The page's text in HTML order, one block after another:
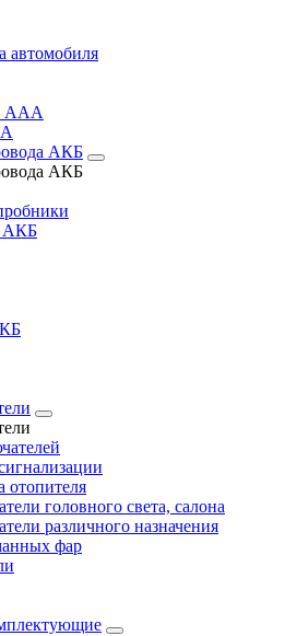
автомобиля
AAA
АКБ
АКБ
АКБ
отопителя
головного света, салона
различного назначения
фар